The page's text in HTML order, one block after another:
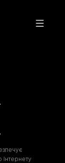
Інтернету